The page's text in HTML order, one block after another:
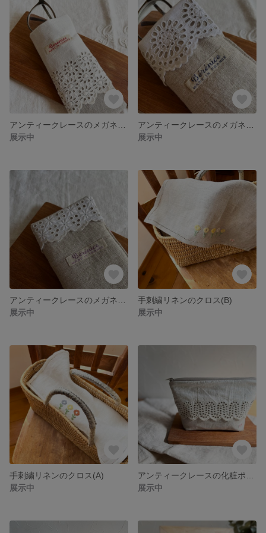
展示中
展示中
展示中
手刺繍リネンのクロス(B)
展示中
手刺繍リネンのクロス(A)
展示中
展示中